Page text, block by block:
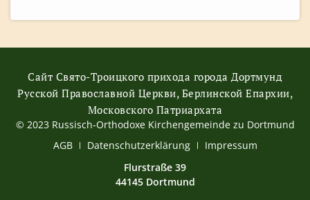
Сайт Свято-Троицкого прихода города Дортмунд
Русской Православной Церкви, Берлинской Епархии,
Московского Патриархата
© 2023 Russisch-Orthodoxe Kirchengemeinde zu Dortmund
АGB
Datenschutzerklärung
Impressum
Flurstraße 39
44145 Dortmund